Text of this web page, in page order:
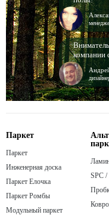
компании
Паркет
Паркет
Инженерная доска
Паркет Елочка
Паркет Ромбы
Модульный паркет
SPC